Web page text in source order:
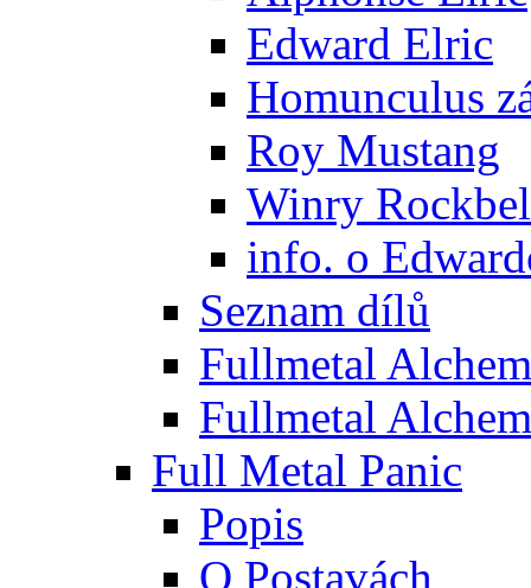
Edward Elric
Homunculus
Roy Mustang
Winry
info. o
Seznam dílů
Fullmetal
Fullmetal
Full Metal Panic
Popis
O Postavách